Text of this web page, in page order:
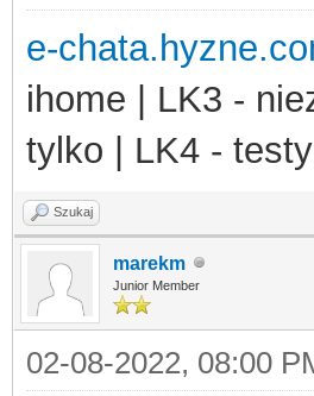
e-
ihome | LK3 -
tylko | LK4 -
Szukaj
marekm
Junior Member
02-08-2022, 08:00